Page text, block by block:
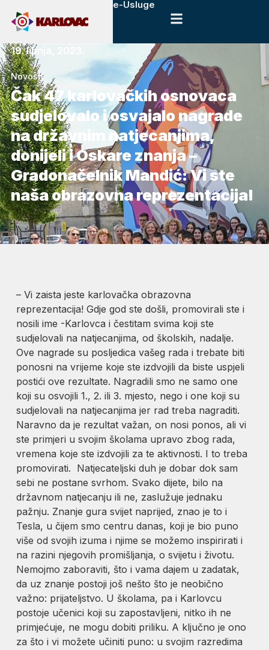
e-Usluge
19. lipnja, 2023.
Novosti
Čak 47 karlovačkih osnovaca
sudjelovalo i osvajalo nagrade
na državnim natjecanjima,
donijeli i Oskare znanja –
Gradonačelnik Mandić: Vi ste
naša obrazovna reprezentacija!
– Vi zaista jeste karlovačka obrazovna
reprezentacija! Gdje god ste došli, promovirali ste i
nosili ime -Karlovca i čestitam svima koji ste
sudjelovali na natjecanjima, od školskih, nadalje.
Ove nagrade su posljedica vašeg rada i trebate biti
ponosni na vrijeme koje ste izdvojili da biste uspjeli
postići ove rezultate. Nagradili smo ne samo one
koji su osvojili 1., 2. ili 3. mjesto, nego i one koji su
sudjelovali na natjecanjima jer rad treba nagraditi.
Naravno da je rezultat važan, on nosi ponos, ali vi
ste primjeri u svojim školama upravo zbog rada,
vremena koje ste izdvojili za te aktivnosti. I to treba
promovirati. Natjecateljski duh je dobar dok sam
sebi ne postane svrhom. Svako dijete, bilo na
državnom natjecanju ili ne, zaslužuje jednaku
pažnju. Znanje gura svijet naprijed, znao je to i
Tesla, u čijem smo centru danas, koji je bio puno
više od svojih izuma i njime se možemo inspirirati i
na razini njegovih promišljanja, o svijetu i životu.
Nemojmo zaboraviti, što i vama dajem u zadatak,
da uz znanje postoji još nešto što je neobično
važno: prijateljstvo. U školama, pa i Karlovcu
postoje učenici koji su zapostavljeni, nitko ih ne
primjećuje, ne mogu dobiti priliku. A ključno je ono
za što i vi možete učiniti puno: u svojim razredima